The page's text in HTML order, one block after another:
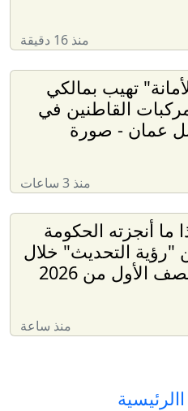
منذ 16 دقيقة
تهيب بمالكي
القاطنين في
عمان - صورة
منذ 3 ساعات
ما أنجزته الحكومة
"رؤية التحديث" خلال
الأول من 2026
منذ ساعة